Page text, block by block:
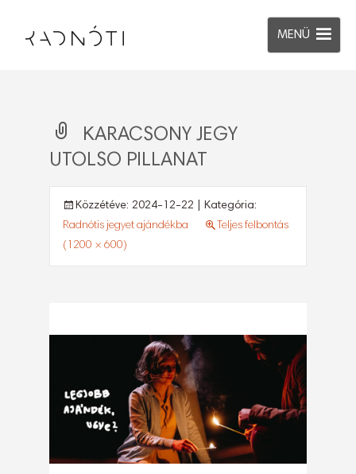
MENÜ
KARACSONY JEGY
UTOLSO PILLANAT
Közzétéve: 2024-12-22 | Kategória:
Radnótis jegyet ajándékba
Teljes felbontás
(1200 × 600)